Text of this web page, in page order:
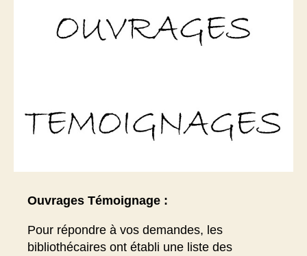
Ouvrages Témoignage :
Pour répondre à vos demandes, les
bibliothécaires ont établi une liste des